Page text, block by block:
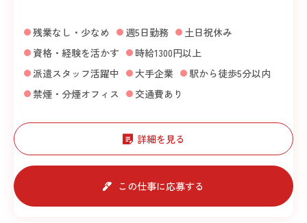
残業なし・少なめ 週5日勤務
土日祝休み
資格・経験を活かす
時給1300円以上
派遣スタッフ活躍中
大手企業
駅から徒歩5分以内
禁煙・分煙オフィス
交通費あり
詳細を見る
この仕事に応募する